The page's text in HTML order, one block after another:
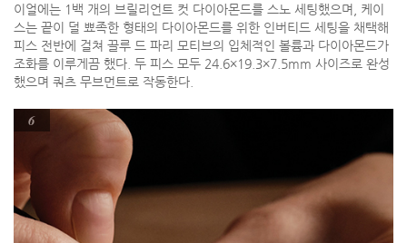
이얼에는 1백 개의 브릴리언트 컷 다이아몬드를 스노 세팅했으며, 케이
스는 끝이 덜 뾰족한 형태의 다이아몬드를 위한 인버티드 세팅을 채택해
피스 전반에 걸쳐 끌루 드 파리 모티브의 입체적인 볼륨과 다이아몬드가
조화를 이루게끔 했다. 두 피스 모두 24.6×19.3×7.5mm 사이즈로 완성
했으며 쿼츠 무브먼트로 작동한다.
6